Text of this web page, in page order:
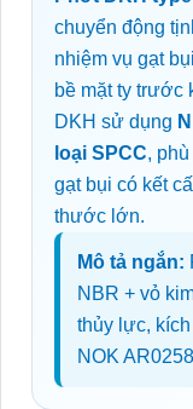
chuyển động
nhiệm vụ gạt
bề mặt ty trước
DKH sử dụng
loại SPCC,
gạt bụi có kết
thước lớn.
Mô tả ngắn:
NBR + vỏ
thủy lực,
NOK